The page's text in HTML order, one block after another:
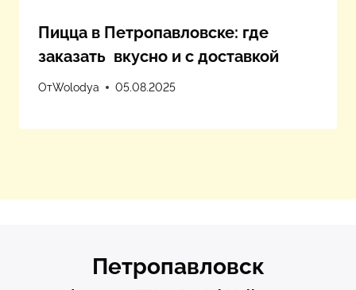
Пицца в Петропавловске: где
заказать вкусно и с доставкой
ОтWolodya 05.08.2025
Петропавловск